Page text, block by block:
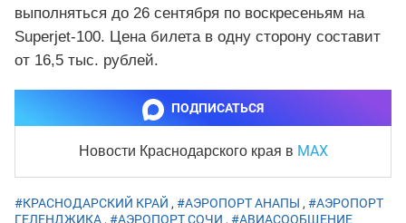
выполняться до 26 сентября по воскресеньям на
Superjet-100. Цена билета в одну сторону составит
от 16,5 тыс. рублей.
ПОДПИСАТЬСЯ
Новости Краснодарского края в MAX
#КРАСНОДАРСКИЙ КРАЙ , #АЭРОПОРТ АНАПЫ , #АЭРОПОРТ
ГЕЛЕНДЖИКА, #АЭРОПОРТ СОЧИ , #АВИАСООБЩЕНИЕ